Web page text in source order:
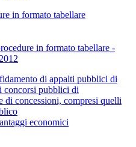
in formato tabellare
in formato tabellare -
di appalti pubblici di
concorsi pubblici di
di concessioni, compresi quelli
economici